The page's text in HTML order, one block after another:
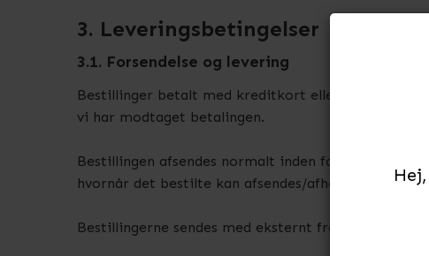
3. Leveringsbetingelser
3.1. Forsendelse og levering
Bestillinger betalt med kreditkort eller EAN,
vi har modtaget betalingen.
Bestillingen afsendes normalt inden for 3-5
hvornår det bestilte kan afsendes/afhentes.
Bestillingerne sendes med eksternt fragtselskab.